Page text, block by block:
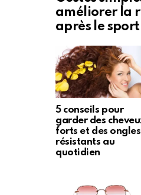
améliorer la
après le sport
5 conseils pour
garder des
forts et des ongles
résistants au
quotidien